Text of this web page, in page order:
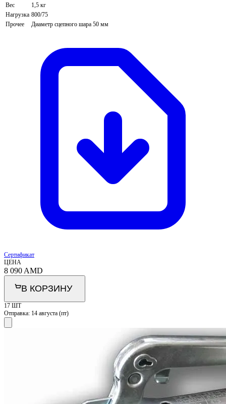
Вес
1,5 кг
Нагрузка 800/75
Прочее
Диаметр сцепного шара 50 мм
Сертификат
ЦЕНА
8 090 AMD
В КОРЗИНУ
17 ШТ
Отправка: 14 августа (пт)